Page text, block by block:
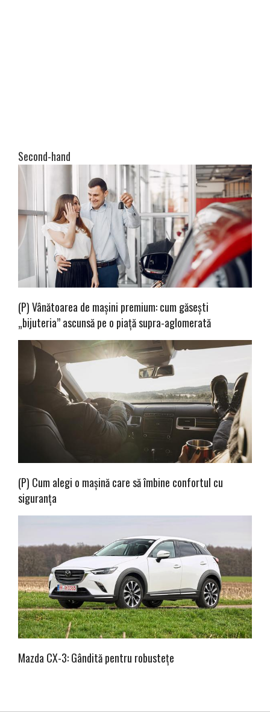
Second-hand
(P) Vânătoarea de mașini premium: cum găsești
„bijuteria” ascunsă pe o piață supra-aglomerată
(P) Cum alegi o mașină care să îmbine confortul cu
siguranța
Mazda CX-3: Gândită pentru robustețe